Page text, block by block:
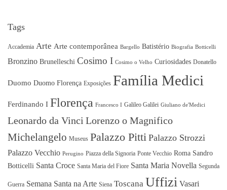
Tags
Accademia Arte Arte contemporânea Bargello Batistério Biografia Botticelli
Bronzino Brunelleschi Cosimo I Cosimo o Velho Curiosidades Donatello
Duomo Duomo Florença Exposições Família Medici
Ferdinando I Florença Francesco I Galileo Galilei Giuliano de'Medici
Leonardo da Vinci Lorenzo o Magnifico
Michelangelo Museus Palazzo Pitti Palazzo Strozzi
Palazzo Vecchio Perugino Piazza della Signoria Ponte Vecchio Roma Sandro
Botticelli Santa Croce Santa Maria del Fiore Santa Maria Novella Segunda
Guerra Semana Santa na Arte Siena Toscana Uffizi Vasari